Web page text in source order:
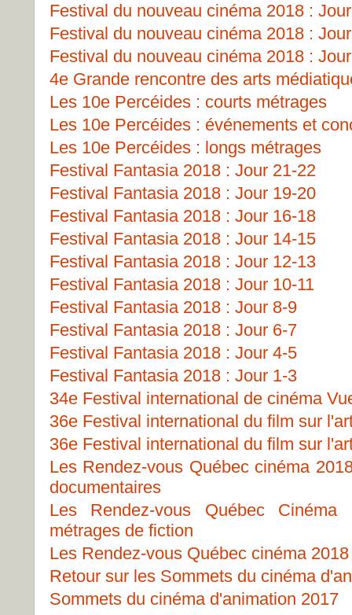
Festival du nouveau cinéma 2018 :
Festival du nouveau cinéma 2018 :
Festival du nouveau cinéma 2018 :
4e Grande rencontre des arts
Les 10e Percéides : courts métrages
Les 10e Percéides : événements et
Les 10e Percéides : longs métrages
Festival Fantasia 2018 : Jour 21-22
Festival Fantasia 2018 : Jour 19-20
Festival Fantasia 2018 : Jour 16-18
Festival Fantasia 2018 : Jour 14-15
Festival Fantasia 2018 : Jour 12-13
Festival Fantasia 2018 : Jour 10-11
Festival Fantasia 2018 : Jour 8-9
Festival Fantasia 2018 : Jour 6-7
Festival Fantasia 2018 : Jour 4-5
Festival Fantasia 2018 : Jour 1-3
34e Festival international de cinéma
36e Festival international du film sur
36e Festival international du film sur
Les Rendez-vous Québec cinéma
documentaires
Les Rendez-vous Québec
métrages de fiction
Les Rendez-vous Québec cinéma
Retour sur les Sommets du cinéma
Sommets du cinéma d'animation 2017